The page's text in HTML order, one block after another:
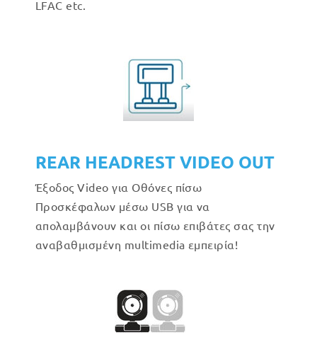
LFAC etc.
REAR HEADREST VIDEO OUT
Έξοδος Video για Οθόνες πίσω
Προσκέφαλων μέσω USB για να
απολαμβάνουν και οι πίσω επιβάτες σας την
αναβαθμισμένη multimedia εμπειρία!